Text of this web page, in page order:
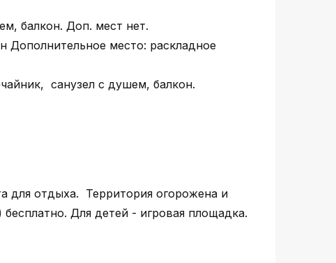
балкон. Доп. мест нет.
Дополнительное место: раскладное
санузел с душем, балкон.
для отдыха. Территория огорожена и
Для детей - игровая площадка.